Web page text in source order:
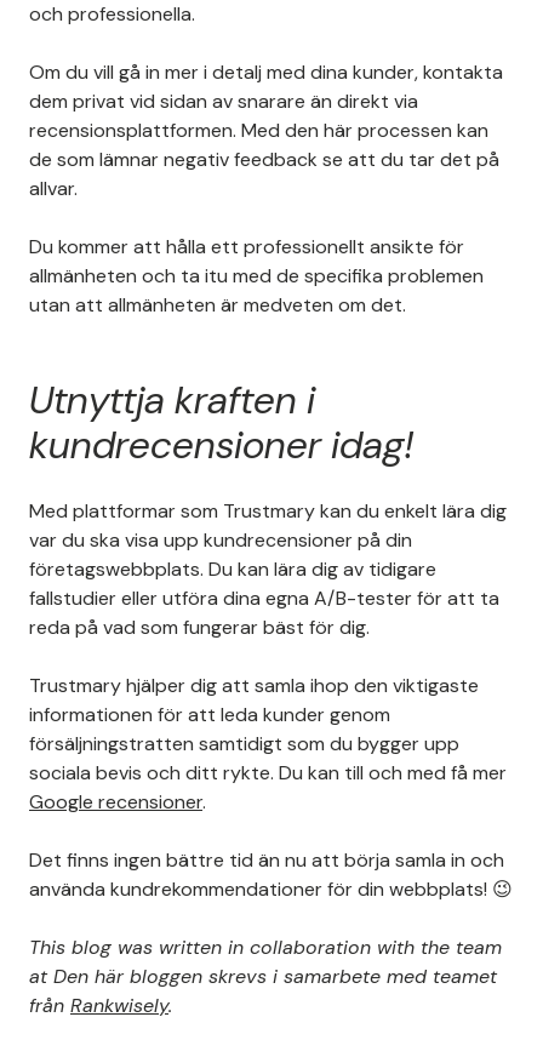
och professionella.
Om du vill gå in mer i detalj med dina kunder, kontakta
dem privat vid sidan av snarare än direkt via
recensionsplattformen. Med den här processen kan
de som lämnar negativ feedback se att du tar det på
allvar.
Du kommer att hålla ett professionellt ansikte för
allmänheten och ta itu med de specifika problemen
utan att allmänheten är medveten om det.
Utnyttja kraften i
kundrecensioner idag!
Med plattformar som Trustmary kan du enkelt lära dig
var du ska visa upp kundrecensioner på din
företagswebbplats. Du kan lära dig av tidigare
fallstudier eller utföra dina egna A/B-tester för att ta
reda på vad som fungerar bäst för dig.
Trustmary hjälper dig att samla ihop den viktigaste
informationen för att leda kunder genom
försäljningstratten samtidigt som du bygger upp
sociala bevis och ditt rykte. Du kan till och med få mer
Google recensioner.
Det finns ingen bättre tid än nu att börja samla in och
använda kundrekommendationer för din webbplats! 😉
This blog was written in collaboration with the team
at Den här bloggen skrevs i samarbete med teamet
från Rankwisely.